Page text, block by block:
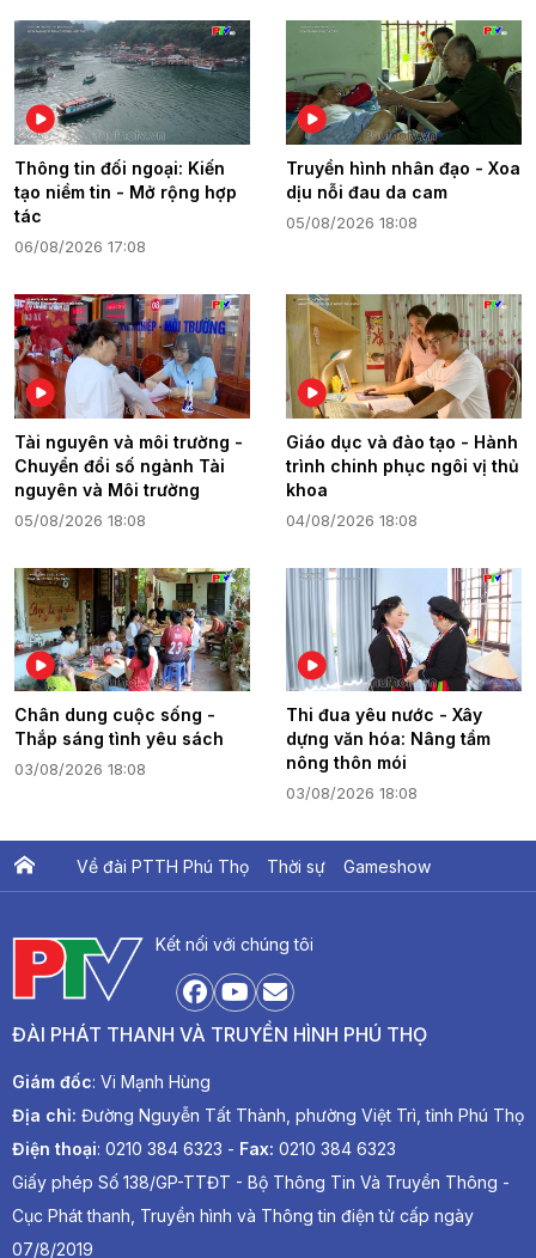
Thông tin đối ngoại: Kiến
tạo niềm tin - Mở rộng hợp
tác
06/08/2026 17:08
Truyền hình nhân đạo - Xoa
dịu nỗi đau da cam
05/08/2026 18:08
Tài nguyên và môi trường -
Chuyển đổi số ngành Tài
nguyên và Môi trường
05/08/2026 18:08
Giáo dục và đào tạo - Hành
trình chinh phục ngôi vị thủ
khoa
04/08/2026 18:08
Chân dung cuộc sống -
Thắp sáng tình yêu sách
03/08/2026 18:08
Thi đua yêu nước - Xây
dựng văn hóa: Nâng tầm
nông thôn mói
03/08/2026 18:08
Về đài PTTH Phú Thọ Thời sự Gameshow
Kết nối với chúng tôi
ĐÀI PHÁT THANH VÀ TRUYỀN HÌNH PHÚ THỌ
Giám đốc: Vi Mạnh Hùng
Địa chỉ: Đường Nguyễn Tất Thành, phường Việt Trì, tỉnh Phú Thọ
Điện thoại: 0210 384 6323 - Fax: 0210 384 6323
Giấy phép Số 138/GP-TTĐT - Bộ Thông Tin Và Truyền Thông -
Cục Phát thanh, Truyền hình và Thông tin điện tử cấp ngày
07/8/2019